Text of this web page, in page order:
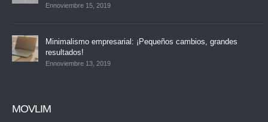
Ennoviembre 15, 2019
Minimalismo empresarial: ¡Pequeños cambios, grandes
resultados!
Ennoviembre 13, 2019
MOVLIM